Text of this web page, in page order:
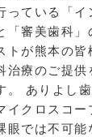
っている「イ
「審美歯科」
トが熊本の皆
治療のご提供
。 ありよし歯
イクロスコー
眼では不可能